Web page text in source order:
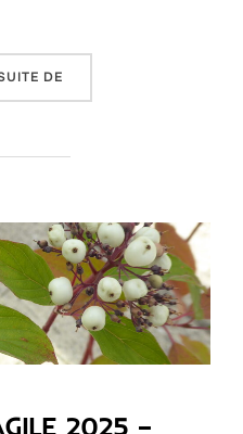
DE« TERRAIN FRAGILE
2025 –